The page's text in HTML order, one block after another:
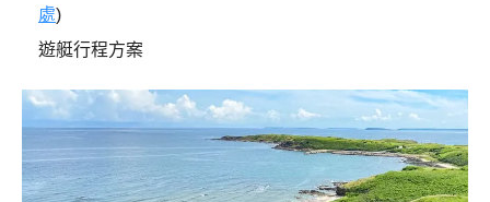
處)
遊艇行程方案